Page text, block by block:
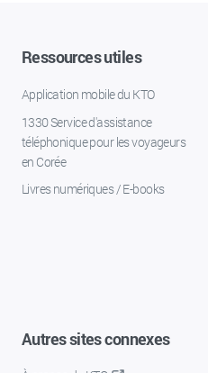
Ressources utiles
Application mobile du KTO
1330 Service d'assistance
téléphonique pour les voyageurs
en Corée
Livres numériques / E-books
Autres sites connexes